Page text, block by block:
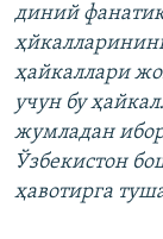
диний
ҳайкаллари
учун бу
жумладан
Ўзбекистон
ҳавотирга